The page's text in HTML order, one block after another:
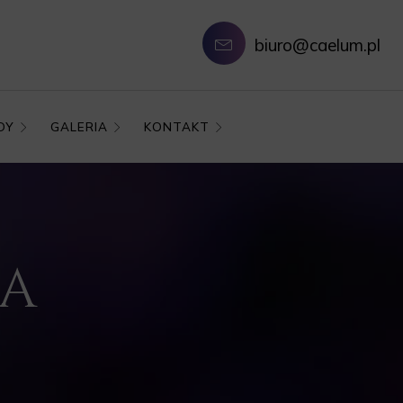
biuro@caelum.pl
GALERIA KONTAKT